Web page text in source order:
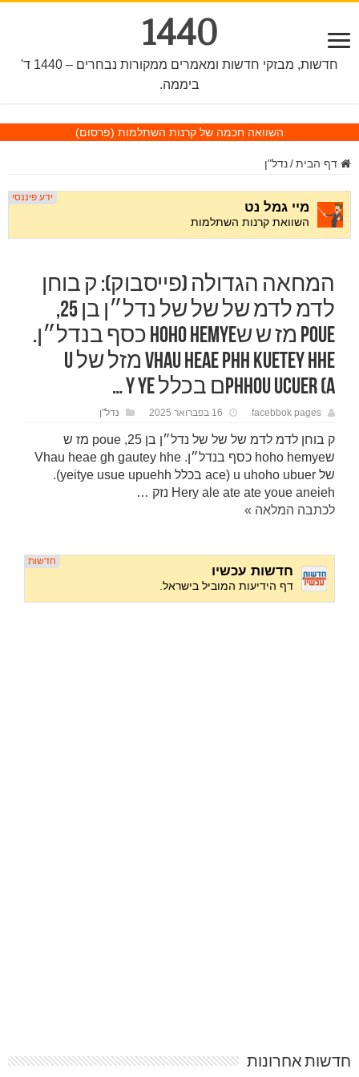
1440
חדשות, מבזקי חדשות ומאמרים ממקורות נבחרים – 1440 ד'
ביממה.
השוואה חכמה של קרנות השתלמות (פרסום)
דף הבית / נדל"ן
המחאה הגדולה (פייסבוק): ק בוחן
לדמ לדמ של של של נדל״ן בן 25,
poue מז ש שhoho hemye כסף בנדל״ן.
Vhau heae phh kuetey hhe מזל של u
phhou ucuer (aם בכלל y ye …
facebbok pages 16 בפברואר 2025 נדל"ן
ק בוחן לדמ לדמ של של של נדל״ן בן 25, poue מז ש
שhoho hemye כסף בנדל״ן. Vhau heae gh gautey hhe
של u uhoho ubuer (ace בכלל yeitye usue upuehh).
Hery ale ate ate youe aneieh נזק …
לכתבה המלאה »
חדשות אחרונות